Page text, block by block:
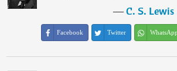
―C. S. Lewis
Facebook Twitter WhatsApp